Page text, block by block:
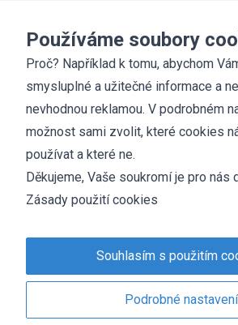
Základní
Fotogalerie
Studánky
Používáme soubory
Proč? Například k tomu, abychom
smysluplné a užitečné informace a
nevhodnou reklamou. V podrobném
možnost sami zvolit, které cookies
používat a které ne.
Děkujeme, Vaše soukromí je pro nás
Zásady použití cookies
Souhlasím s použitím
Podrobné nastavení